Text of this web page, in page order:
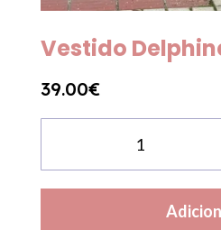
Vestido
39.00€
Vestido